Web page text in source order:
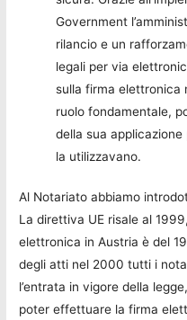
Government
rilancio e un
legali per via
sulla firma elettronica
ruolo fondamentale,
della sua
la utilizzavano.
Al Notariato abbiamo
La direttiva UE risale al
elettronica in Austria è del
degli atti nel 2000 tutti i
l’entrata in vigore della
poter effettuare la firma